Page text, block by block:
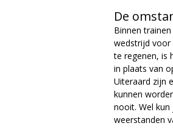
i
n
e
De
Binnen
wedstrijd voor
te regenen, is
in plaats van
Uiteraard zijn
kunnen
nooit. Wel
weerstanden